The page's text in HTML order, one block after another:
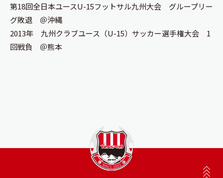
第18回全日本ユースU-15フットサル九州大会 グループリー
グ敗退 ＠沖縄
2013年 九州クラブユース（U-15）サッカー選手権大会 1
回戦負 ＠熊本